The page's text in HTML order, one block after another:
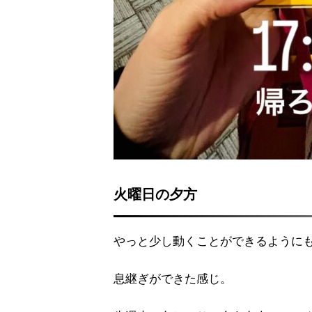
火曜日の夕方
やっと少し動くことができるように
息継ぎができた感じ。